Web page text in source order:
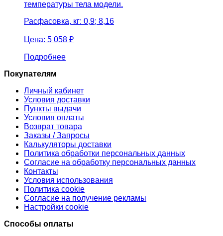
температуры тела модели.
Расфасовка, кг: 0,9; 8,16
Цена: 5 058 ₽
Подробнее
Покупателям
Личный кабинет
Условия доставки
Пункты выдачи
Условия оплаты
Возврат товара
Заказы / Запросы
Калькуляторы доставки
Политика обработки персональных данных
Согласие на обработку персональных данных
Контакты
Условия использования
Политика cookie
Согласие на получение рекламы
Настройки cookie
Способы оплаты